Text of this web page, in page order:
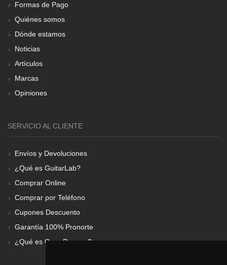
Formas de Pago
Quiénes somos
Dónde estamos
Noticias
Artículos
Marcas
Opiniones
SERVICIO AL CLIENTE
Envíos y Devoluciones
¿Qué es GuitarLab?
Comprar Online
Comprar por Teléfono
Cupones Descuento
Garantía 100% Pronorte
¿Qué es Gear Renove?